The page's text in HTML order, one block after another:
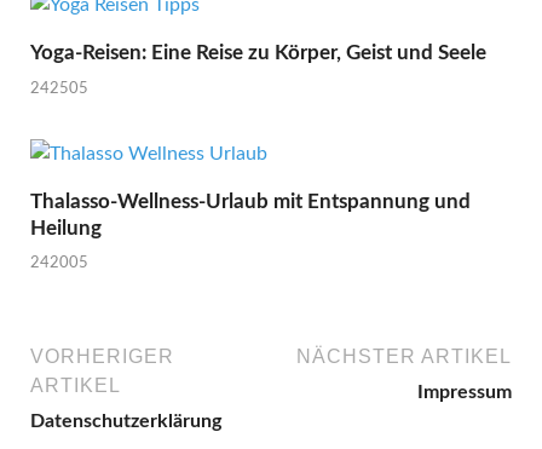
Yoga-Reisen: Eine Reise zu Körper, Geist und Seele
242505
Thalasso-Wellness-Urlaub mit Entspannung und
Heilung
242005
VORHERIGER
ARTIKEL
Datenschutzerklärung
NÄCHSTER ARTIKEL
Impressum